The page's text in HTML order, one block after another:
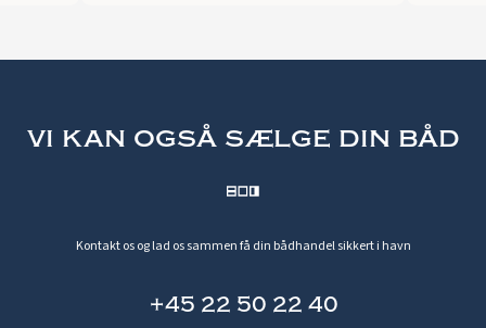
vi kan også sælge din båd
Kontakt os og lad os sammen få din bådhandel sikkert i havn
+45 22 50 22 40